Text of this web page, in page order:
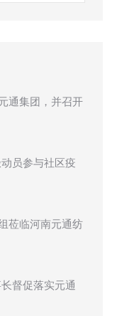
通集团，并召开
员参与社区疫
莅临河南元通纺
督促落实元通